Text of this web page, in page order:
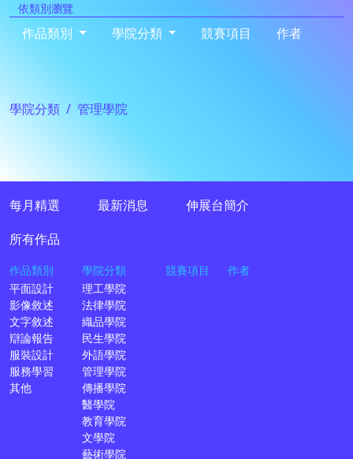
依類別瀏覽
作品類別 學院分類 競賽項目 作者
學院分類 管理學院
每月精選
所有作品
作品類別
平面設計
影像敘述
文字敘述
辯論報告
服裝設計
服務學習
其他
學院分類
理工學院
法律學院
織品學院
民生學院
外語學院
管理學院
傳播學院
醫學院
教育學院
文學院
藝術學院
競賽項目 作者
最新消息 伸展台簡介